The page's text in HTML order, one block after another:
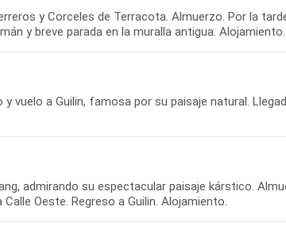
y Corceles de Terracota. Almuerzo. Por la
y vuelo a Guilin, famosa por su paisaje natural.
admirando su espectacular paisaje kárstico.